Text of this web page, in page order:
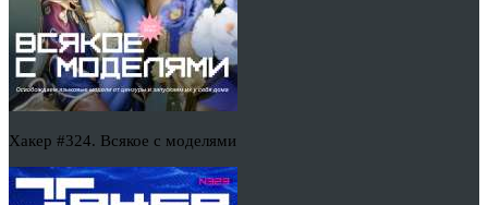
Хакер #324. Всякое с моделями